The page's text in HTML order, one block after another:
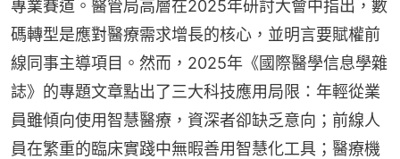
專業賽道。醫管局高層在2025年研討大會中指出，數
碼轉型是應對醫療需求增長的核心，並明言要賦權前
線同事主導項目。然而，2025年《國際醫學信息學雜
誌》的專題文章點出了三大科技應用局限：年輕從業
員雖傾向使用智慧醫療，資深者卻缺乏意向；前線人
員在繁重的臨床實踐中無暇善用智慧化工具；醫療機